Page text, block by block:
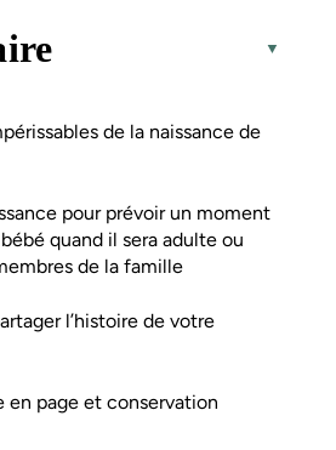
de la naissance de
pour prévoir un moment
quand il sera adulte ou
de la famille
l’histoire de votre
en page et conservation